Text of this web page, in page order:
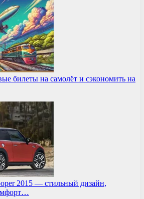
билеты на самолёт и сэкономить на
2015 — стильный дизайн,